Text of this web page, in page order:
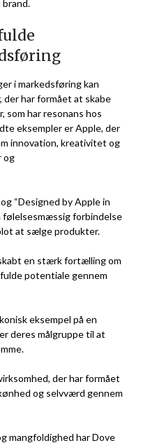
i markedsføring kan
der har formået at skabe
har resonans hos
eksempler er Apple, der
innovation, kreativitet og
og
“Designed by Apple in
følelsesmæssig forbindelse
at sælge produkter.
en stærk fortælling om
potentiale gennem
eksempel på en
deres målgruppe til at
der har formået
og selvværd gennem
mangfoldighed har Dove